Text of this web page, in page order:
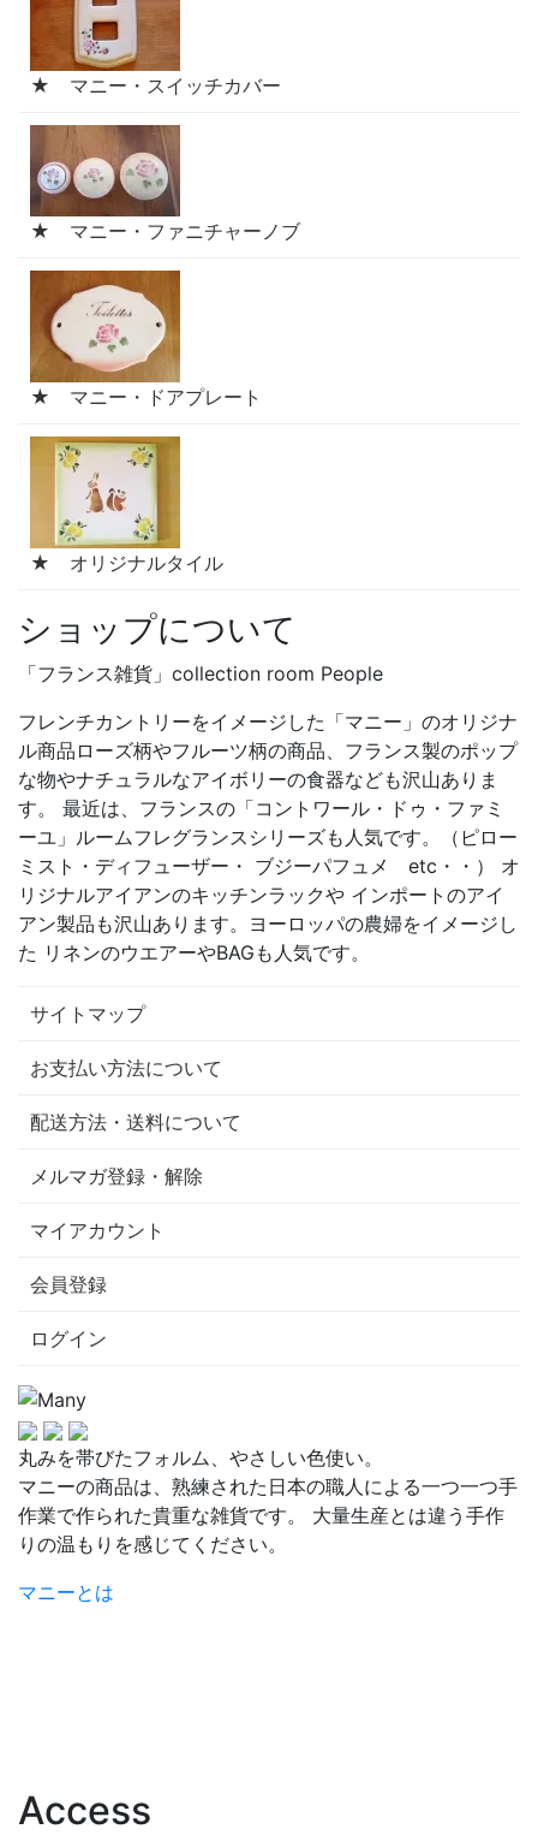
★ マニー・スイッチカバー
★ マニー・ファニチャーノブ
★ マニー・ドアプレート
★ オリジナルタイル
ショップについて
「フランス雑貨」collection room People
フレンチカントリーをイメージした「マニー」のオリジナ
ル商品ローズ柄やフルーツ柄の商品、フランス製のポップ
な物やナチュラルなアイボリーの食器なども沢山ありま
す。 最近は、フランスの「コントワール・ドゥ・ファミ
ーユ」ルームフレグランスシリーズも人気です。（ピロー
ミスト・ディフューザー・ ブジーパフュメ etc・・） オ
リジナルアイアンのキッチンラックや インポートのアイ
アン製品も沢山あります。ヨーロッパの農婦をイメージし
た リネンのウエアーやBAGも人気です。
サイトマップ
お支払い方法について
配送方法・送料について
メルマガ登録・解除
マイアカウント
会員登録
ログイン
丸みを帯びたフォルム、やさしい色使い。
マニーの商品は、熟練された日本の職人による一つ一つ手
作業で作られた貴重な雑貨です。 大量生産とは違う手作
りの温もりを感じてください。
マニーとは
Access